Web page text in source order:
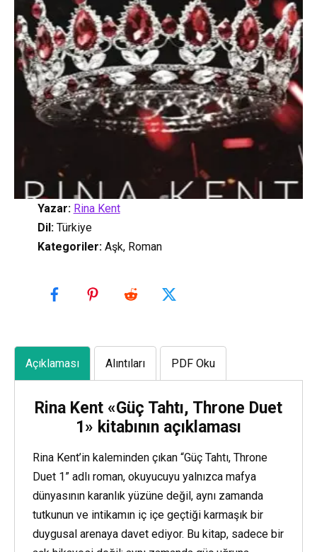
Yazar: Rina Kent
Dil:Türkiye
Kategoriler:Aşk, Roman
Açıklaması Alıntıları PDF Oku
Rina Kent «Güç Tahtı, Throne Duet
1» kitabının açıklaması
Rina Kent’in kaleminden çıkan “Güç Tahtı, Throne
Duet 1” adlı roman, okuyucuyu yalnızca mafya
dünyasının karanlık yüzüne değil, aynı zamanda
tutkunun ve intikamın iç içe geçtiği karmaşık bir
duygusal arenaya davet ediyor. Bu kitap, sadece bir